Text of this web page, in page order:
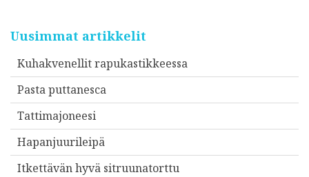
Uusimmat artikkelit
Kuhakvenellit rapukastikkeessa
Pasta puttanesca
Tattimajoneesi
Hapanjuurileipä
Itkettävän hyvä sitruunatorttu